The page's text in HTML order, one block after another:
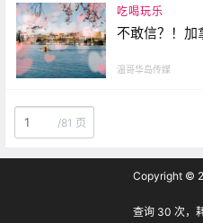
吃喝玩乐
不敢信？！加
定有问题…
温哥华岛传媒
/81 页
Copyright ©
查询 30 次，